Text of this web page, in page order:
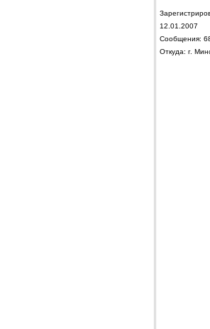
12.01.2007
Сообщения:
Откуда: г.